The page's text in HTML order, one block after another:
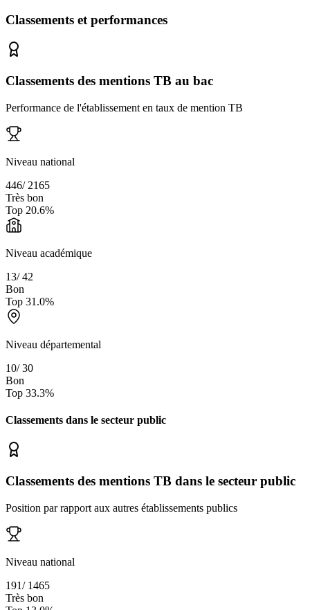
Classements et performances
Classements des mentions TB au bac
Performance de l'établissement en taux de mention TB
Niveau national
446/ 2165
Très bon
Top 20.6%
Niveau académique
13/42
Bon
Top 31.0%
Niveau départemental
10/30
Bon
Top 33.3%
Classements dans le secteur public
Classements des mentions TB dans le secteur public
Position par rapport aux autres établissements publics
Niveau national
191/ 1465
Très bon